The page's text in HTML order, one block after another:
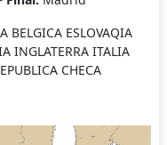
BELGICA ESLOVAQIA
INGLATERRA ITALIA
CHECA